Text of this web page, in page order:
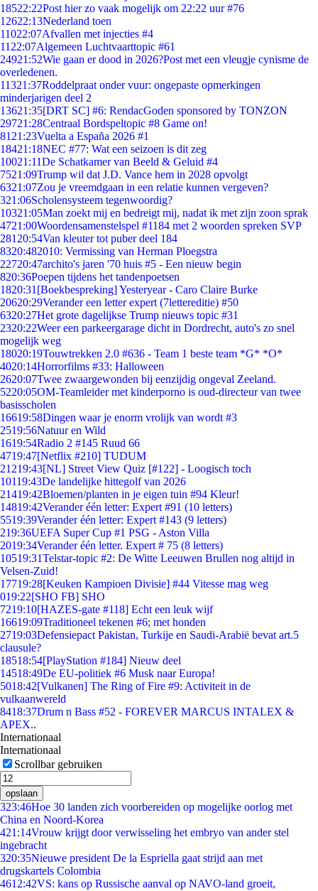
18522:22Post hier zo vaak mogelijk om 22:22 uur #76
12622:13Nederland toen
11022:07Afvallen met injecties #4
11 22:07Algemeen Luchtvaarttopic #61
24921:52Wie gaan er dood in 2026?Post met een vleugje cynisme de
overledenen.
11321:37Roddelpraat onder vuur: ongepaste opmerkingen
minderjarigen deel 2
13621:35[DRT SC] #6: RendacGoden sponsored by TONZON
29721:28Centraal Bordspeltopic #8 Game on!
81 21:23Vuelta a España 2026 #1
18421:18NEC #77: Wat een seizoen is dit zeg
10021:11De Schatkamer van Beeld & Geluid #4
7521:09Trump wil dat J.D. Vance hem in 2028 opvolgt
6321:07Zou je vreemdgaan in een relatie kunnen vergeven?
321:06Scholensysteem tegenwoordig?
10321:05Man zoekt mij en bedreigt mij, nadat ik met zijn zoon sprak
4721:00Woordensamenstelspel #1184 met 2 woorden spreken SVP
281 20:54Van kleuter tot puber deel 184
8320:482010: Vermissing van Herman Ploegstra
22720:47archito's jaren '70 huis #5 - Een nieuw begin
820:36Poepen tijdens het tandenpoetsen
1820:31 [Boekbespreking] Yesteryear - Caro Claire Burke
20620:29Verander een letter expert (7lettereditie) #50
6320:27Het grote dagelijkse Trump nieuws topic #31
2320:22Weer een parkeergarage dicht in Dordrecht, auto's zo snel
mogelijk weg
18020:19Touwtrekken 2.0 #636 - Team 1 beste team *G* *O*
4020:14Horrorfilms #33: Halloween
2620:07Twee zwaargewonden bij eenzijdig ongeval Zeeland.
5220:05OM-Teamleider met kinderporno is oud-directeur van twee
basisscholen
16619:58Dingen waar je enorm vrolijk van wordt #3
2519:56Natuur en Wild
1619:54Radio 2 #145 Ruud 66
4719:47[Netflix #210] TUDUM
21219:43[NL] Street View Quiz [#122] - Loogisch toch
10119:43De landelijke hittegolf van 2026
21419:42Bloemen/planten in je eigen tuin #94 Kleur!
14819:42Verander één letter: Expert #91 (10 letters)
5519:39Verander één letter: Expert #143 (9 letters)
219:36UEFA Super Cup #1 PSG - Aston Villa
2019:34Verander één letter. Expert # 75 (8 letters)
10519:31Telstar-topic #2: De Witte Leeuwen Brullen nog altijd in
Velsen-Zuid!
17719:28[Keuken Kampioen Divisie] #44 Vitesse mag weg
019:22[SHO FB] SHO
7219:10[HAZES-gate #118] Echt een leuk wijf
16619:09Traditioneel tekenen #6; met honden
2719:03Defensiepact Pakistan, Turkije en Saudi-Arabië bevat art.5
clausule?
18518:54[PlayStation #184] Nieuw deel
14518:49De EU-politiek #6 Musk naar Europa!
5018:42[Vulkanen] The Ring of Fire #9: Activiteit in de
vulkaanwereld
8418:37Drum n Bass #52 - FOREVER MARCUS INTALEX &
APEX..
Internationaal
Internationaal
Scrollbar gebruiken
opslaan
323:46Hoe 30 landen zich voorbereiden op mogelijke oorlog met
China en Noord-Korea
421:14Vrouw krijgt door verwisseling het embryo van ander stel
ingebracht
320:35Nieuwe president De la Espriella gaat strijd aan met
drugskartels Colombia
4612:42VS: kans op Russische aanval op NAVO-land groeit,